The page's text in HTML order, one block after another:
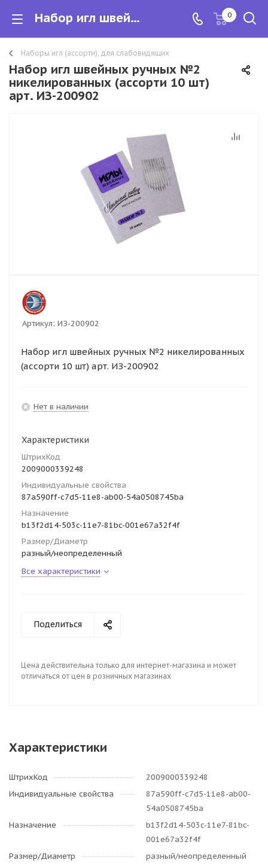
Набор игл швейных ручных №2 никелированных (ассорти 10 шт) арт. ИЗ-200902 0
Наборы игл (ассорти), для слабовидящих
Набор игл швейных ручных №2
никелированных (ассорти 10 шт)
арт. ИЗ-200902
Артикул: ИЗ-200902
Набор игл швейных ручных №2 никелированных
(ассорти 10 шт) арт. ИЗ-200902
Нет в наличии
Характеристики
ШтрихКод
2009000339248
Индивидуальные свойства
87a590ff-c7d5-11e8-ab00-54a0508745ba
Назначение
b13f2d14-503c-11e7-81bc-001e67a32f4f
Размер/Диаметр
разный/неопределенный
Все характеристики
Поделиться
Цена действительна только для интернет-магазина и может
отличаться от цен в розничных магазинах
Характеристики
ШтрихКод
2009000339248
Индивидуальные свойства
87a590ff-c7d5-11e8-ab00-
54a0508745ba
Назначение
b13f2d14-503c-11e7-81bc-
001e67a32f4f
Размер/Диаметр
разный/неопределенный